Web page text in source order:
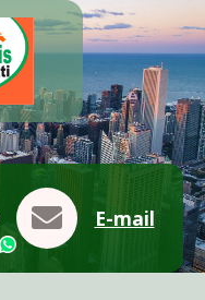
WhatsApp
E-mail